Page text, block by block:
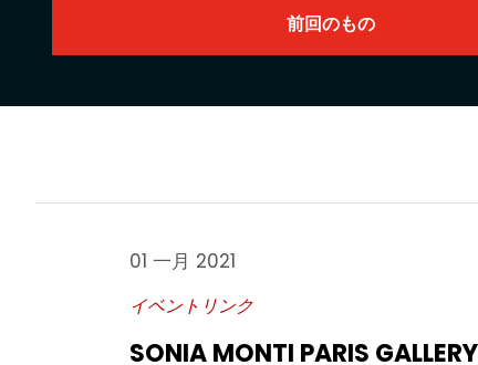
01 一月 2021
イベントリンク
SONIA MONTI PARIS GALLERY